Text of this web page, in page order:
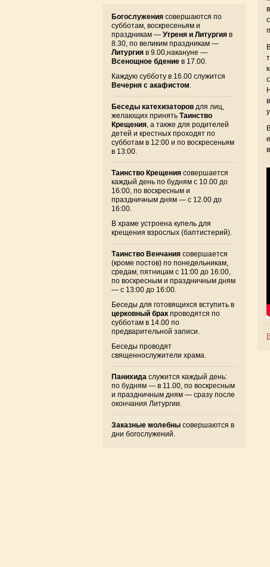
Богослужения совершаются по
субботам, воскресеньям и
праздникам — Утреня и Литургия в
8.30, по великим праздникам —
Литургия в 9.00,накануне —
Всенощное бдение в 17.00.
Каждую субботу в 16.00 служится
Вечерня с акафистом.
Беседы катехизаторов для лиц,
желающих принять Таинство
Крещения, а также для родителей
детей и крестных проходят по
субботам в 12:00 и по воскресеньям
в 13:00.
Таинство Крещения совершается
каждый день по будням с 10.00 до
16:00, по воскресным и
праздничным дням — с 12.00 до
16:00.
В храме устроена купель для
крещения взрослых (баптистерий).
Таинство Венчания совершается
(кроме постов) по понедельникам,
средам, пятницам с 11:00 до 16:00,
по воскресным и праздничным дням
— с 13:00 до 16:00.
Беседы для готовящихся вступить в
церковный брак проводятся по
субботам в 14.00 по
предварительной записи.
Беседы проводят
священнослужители храма.
Панихида служится каждый день:
по будням — в 11.00, по воскресным
и праздничным дням — сразу после
окончания Литургии.
Заказные молебны совершаются в
дни богослужений.